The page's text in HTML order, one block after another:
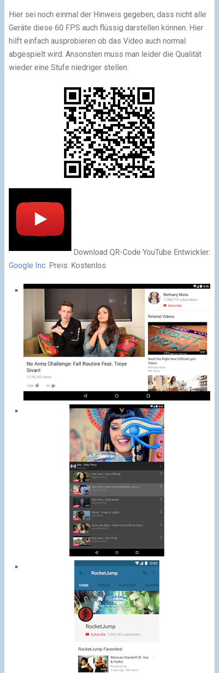
Hier sei noch einmal der Hinweis gegeben, dass nicht alle
Geräte diese 60 FPS auch flüssig darstellen können. Hier
hilft einfach ausprobieren ob das Video auch normal
abgespielt wird. Ansonsten muss man leider die Qualität
wieder eine Stufe niedriger stellen.
Download QR-Code YouTube Entwickler:
Google Inc. Preis: Kostenlos